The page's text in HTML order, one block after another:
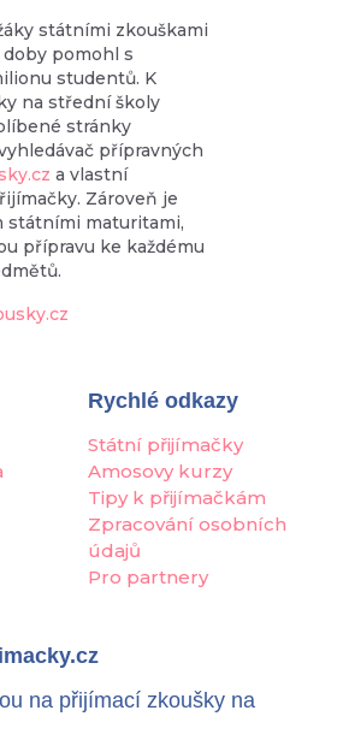
státními zkouškami
doby pomohl s
studentů. K
na střední školy
stránky
přípravných
a vlastní
Zároveň je
státními maturitami,
přípravu ke každému
Rychlé odkazy
Státní přijímačky
Amosovy kurzy
Tipy k přijímačkám
Zpracování osobních
údajů
Pro partnery
na přijímací zkoušky na